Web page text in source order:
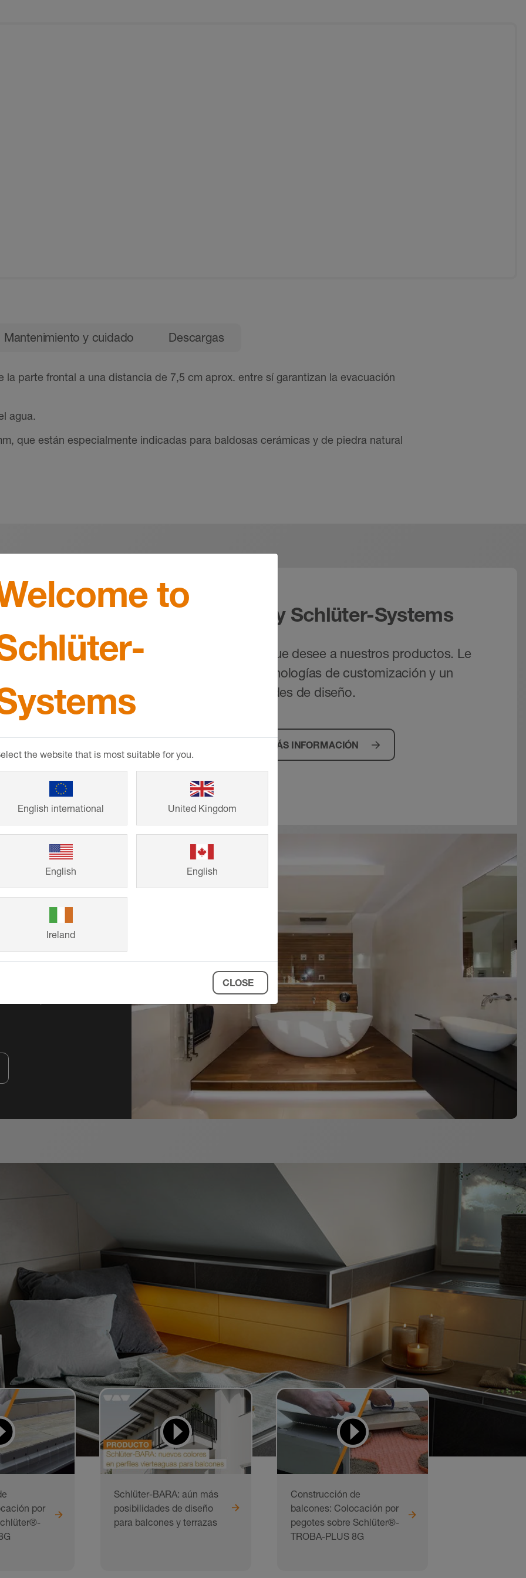
parte frontal a una distancia de 7,5 cm aprox. entre sí garantizan la evacuación
agua.
que están especialmente indicadas para baldosas cerámicas y de piedra natural
Mantenimiento y cuidado Descargas
MyDesign by Schlüter-Systems
Aplique el diseño que desee a nuestros productos. Le
ofrecemos tres tecnologías de customización y un
sinfín de posibilidades de diseño.
MÁS INFORMACIÓN
de gran
de Schlüter-
a
por
Schlüter-BARA: aún más
posibilidades de diseño
para balcones y terrazas
Construcción de
balcones: Colocación por
pegotes sobre Schlüter®-
TROBA-PLUS 8G
to
the website that is most suitable for you.
English international United Kingdom
English English
Ireland
CLOSE